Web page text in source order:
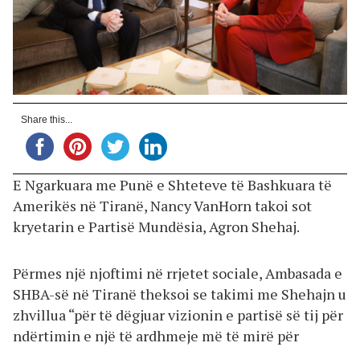
Share this...
E Ngarkuara me Punë e Shteteve të Bashkuara të
Amerikës në Tiranë, Nancy VanHorn takoi sot
kryetarin e Partisë Mundësia, Agron Shehaj.
Përmes një njoftimi në rrjetet sociale, Ambasada e
SHBA-së në Tiranë theksoi se takimi me Shehajn u
zhvillua “për të dëgjuar vizionin e partisë së tij për
ndërtimin e një të ardhmeje më të mirë për